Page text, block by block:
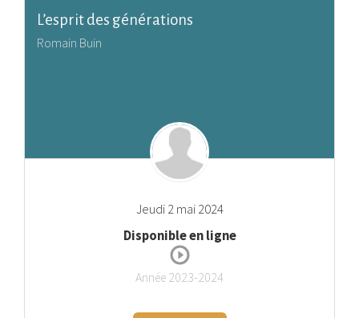
L’esprit des générations
Romain Buin
Jeudi 2 mai 2024
Disponible en ligne
Année 2023-2024